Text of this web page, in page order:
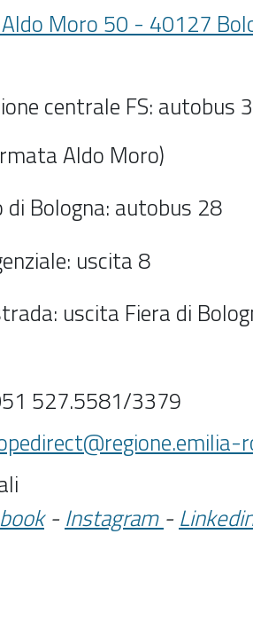
Moro 50 - 40127
centrale FS: autobus
Aldo Moro)
Bologna: autobus 28
: uscita 8
: uscita Fiera di
527.5581/3379
-Instagram -